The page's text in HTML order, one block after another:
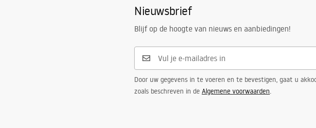
Nieuwsbrief
Blijf op de hoogte van nieuws en aanbiedingen!
Door uw gegevens in te voeren en te bevestigen, gaat u
zoals beschreven in de Algemene voorwaarden.